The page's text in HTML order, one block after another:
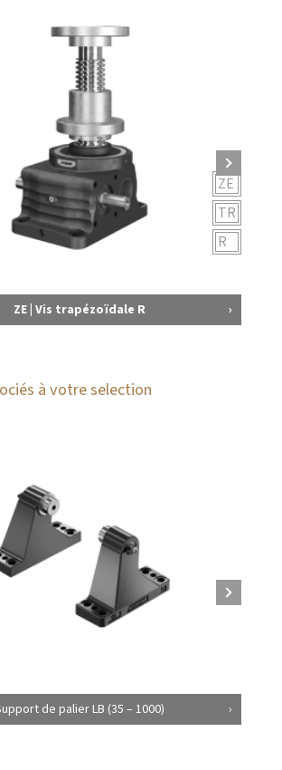
ZE
TR
R
ZE | Vis trapézoïdale R
à votre selection
de palier LB (35 – 1000)